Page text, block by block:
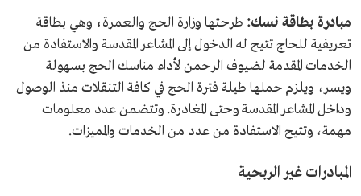
مبادرة بطاقة نسك: طرحتها وزارة الحج والعمرة، وهي بطاقة
تعريفية للحاج تتيح له الدخول إلى المشاعر المقدسة والاستفادة من
الخدمات المقدمة لضيوف الرحمن لأداء مناسك الحج بسهولة
ويسر، ويلزم حملها طيلة فترة الحج في كافة التنقلات منذ الوصول
وداخل المشاعر المقدسة وحتى المغادرة. وتتضمن عدد معلومات
مهمة، وتتيح الاستفادة من عدد من الخدمات والمميزات.
المبادرات غير الربحية